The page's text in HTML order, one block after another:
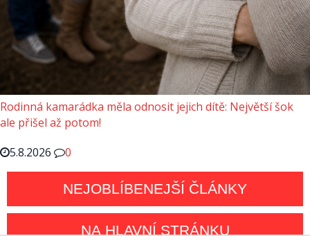
Rodinná kamarádka měla odnosit jejich dítě: Největší šok
ale přišel až potom!
5.8.2026
0
NEJOBLÍBENEJŠÍ ČLÁNKY
NA HLAVNÍ STRÁNKU